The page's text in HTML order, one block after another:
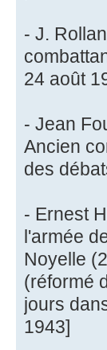
- J.
24 août
- Jean
Ancien
des
- Ernest
l'armée
Noyelle
(réformé
jours
1943]